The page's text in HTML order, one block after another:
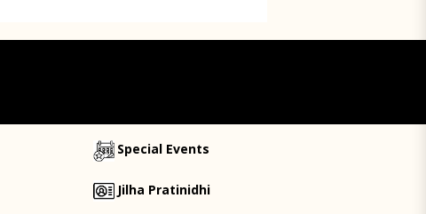
Special Events
Jilha Pratinidhi